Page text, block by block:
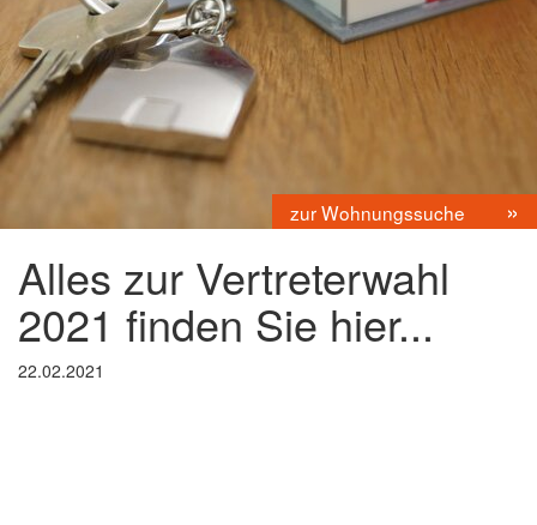
zur Wohnungssuche
Alles zur Vertreterwahl
2021 finden Sie hier...
22.02.2021